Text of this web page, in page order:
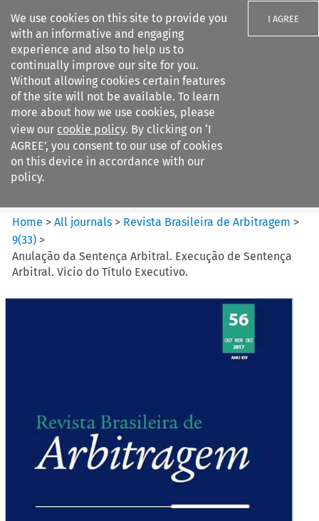
We use cookies on this site to provide you
with an informative and engaging
experience and also to help us to
continually improve our site for you.
Without allowing cookies certain features
of the site will not be available. To learn
more about how we use cookies, please
view our cookie policy. By clicking on ‘I
AGREE’, you consent to our use of cookies
on this device in accordance with our
policy.
I AGREE
Search filters
Revista Brasileira de
Arbitragem
Home >All journals > Revista Brasileira de Arbitragem >
9(33) >
Anulação da Sentença Arbitral. Execução de Sentença
Arbitral. Vício do Título Executivo.